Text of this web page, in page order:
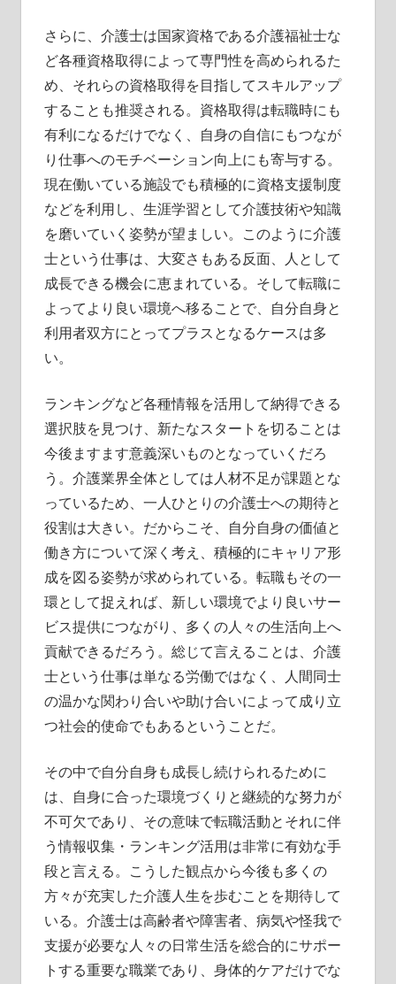
さらに、介護士は国家資格である介護福祉士な
ど各種資格取得によって専門性を高められるた
め、それらの資格取得を目指してスキルアップ
することも推奨される。資格取得は転職時にも
有利になるだけでなく、自身の自信にもつなが
り仕事へのモチベーション向上にも寄与する。
現在働いている施設でも積極的に資格支援制度
などを利用し、生涯学習として介護技術や知識
を磨いていく姿勢が望ましい。このように介護
士という仕事は、大変さもある反面、人として
成長できる機会に恵まれている。そして転職に
よってより良い環境へ移ることで、自分自身と
利用者双方にとってプラスとなるケースは多
い。
ランキングなど各種情報を活用して納得できる
選択肢を見つけ、新たなスタートを切ることは
今後ますます意義深いものとなっていくだろ
う。介護業界全体としては人材不足が課題とな
っているため、一人ひとりの介護士への期待と
役割は大きい。だからこそ、自分自身の価値と
働き方について深く考え、積極的にキャリア形
成を図る姿勢が求められている。転職もその一
環として捉えれば、新しい環境でより良いサー
ビス提供につながり、多くの人々の生活向上へ
貢献できるだろう。総じて言えることは、介護
士という仕事は単なる労働ではなく、人間同士
の温かな関わり合いや助け合いによって成り立
つ社会的使命でもあるということだ。
その中で自分自身も成長し続けられるために
は、自身に合った環境づくりと継続的な努力が
不可欠であり、その意味で転職活動とそれに伴
う情報収集・ランキング活用は非常に有効な手
段と言える。こうした観点から今後も多くの
方々が充実した介護人生を歩むことを期待して
いる。介護士は高齢者や障害者、病気や怪我で
支援が必要な人々の日常生活を総合的にサポー
トする重要な職業であり、身体的ケアだけでな